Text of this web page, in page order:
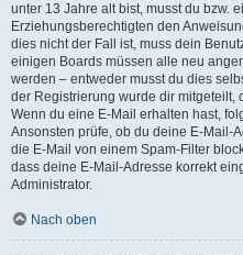
unter 13 Jahre alt bist, musst du bzw.
Erziehungsberechtigten den
dies nicht der Fall ist, muss dein
einigen Boards müssen alle neu
werden – entweder musst du dies
der Registrierung wurde dir mitgeteilt,
Wenn du eine E-Mail erhalten hast,
Ansonsten prüfe, ob du deine E-Mail-
die E-Mail von einem Spam-Filter
dass deine E-Mail-Adresse korrekt
Administrator.
Nach oben